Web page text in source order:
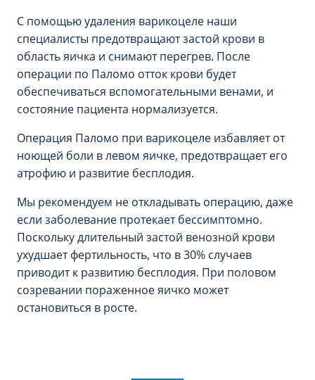
С помощью удаления варикоцеле наши
специалисты предотвращают застой крови в
область яичка и снимают перегрев. После
операции по Паломо отток крови будет
обеспечиваться вспомогательными венами, и
состояние пациента нормализуется.
Операция Паломо при варикоцеле избавляет от
ноющей боли в левом яичке, предотвращает его
атрофию и развитие бесплодия.
Мы рекомендуем не откладывать операцию, даже
если заболевание протекает бессимптомно.
Поскольку длительный застой венозной крови
ухудшает фертильность, что в 30% случаев
приводит к развитию бесплодия. При половом
созревании пораженное яичко может
остановиться в росте.